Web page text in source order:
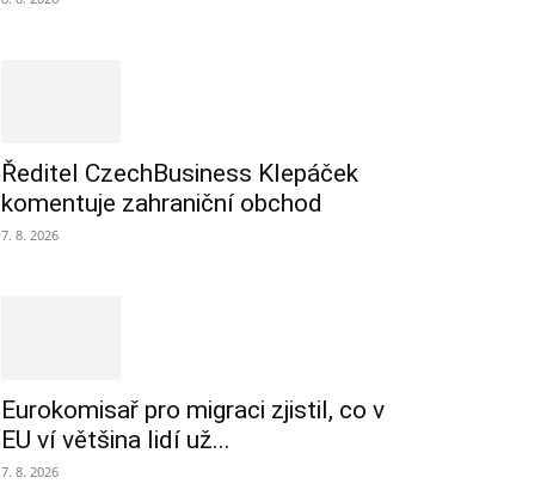
Ředitel CzechBusiness Klepáček
komentuje zahraniční obchod
7. 8. 2026
Eurokomisař pro migraci zjistil, co v
EU ví většina lidí už...
7. 8. 2026